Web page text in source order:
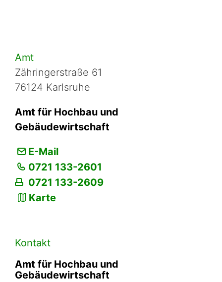
Amt
Zähringerstraße 61
76124 Karlsruhe
Amt für Hochbau und
Gebäudewirtschaft
E-Mail
0721 133-2601
0721 133-2609
Karte
Kontakt
Amt für Hochbau und
Gebäudewirtschaft